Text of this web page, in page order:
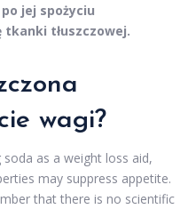
jej spożyciu
tłuszczowej.
wagi?
as a weight loss aid,
may suppress appetite.
that there is no scientific